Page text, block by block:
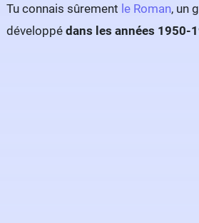
Tu connais sûrement le Roman, un
développé dans les années 1950-